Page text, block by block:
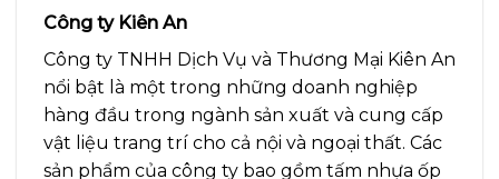
Công ty Kiên An
Công ty TNHH Dịch Vụ và Thương Mại Kiên An
nổi bật là một trong những doanh nghiệp
hàng đầu trong ngành sản xuất và cung cấp
vật liệu trang trí cho cả nội và ngoại thất. Các
sản phẩm của công ty bao gồm tấm nhựa ốp